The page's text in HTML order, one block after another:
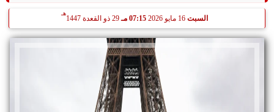
السبت 07:15 مـ 29 ذو القعدة 1447
هـ